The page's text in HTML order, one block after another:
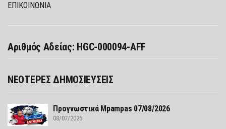
ΕΠΙΚΟΙΝΩΝΙΑ
Αριθμός Αδείας: HGC-000094-AFF
ΝΕΟΤΕΡΕΣ ΔΗΜΟΣΙΕΥΣΕΙΣ
Προγνωστικά Mpampas 07/08/2026
08/07/2026